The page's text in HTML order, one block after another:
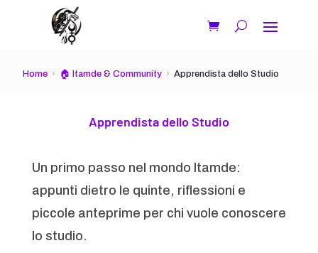
Home 🏠 Itamde & Community Apprendista dello Studio
Apprendista dello Studio
Un primo passo nel mondo Itamde:
appunti dietro le quinte, riflessioni e
piccole anteprime per chi vuole conoscere
lo studio.